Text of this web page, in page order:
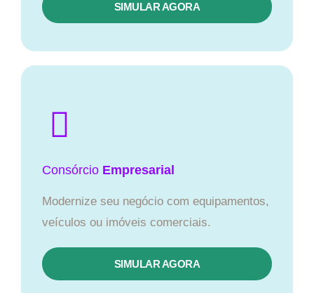
SIMULAR AGORA
Consórcio Empresarial
Modernize seu negócio com equipamentos,
veículos ou imóveis comerciais.
SIMULAR AGORA